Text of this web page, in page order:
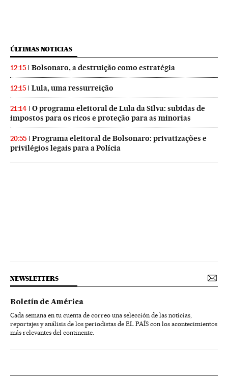
ÚLTIMAS NOTICIAS
12:15 Bolsonaro, a destruição como estratégia
12:15 Lula, uma ressurreição
21:14
O programa eleitoral de Lula da Silva: subidas de
impostos para os ricos e proteção para as minorias
20:55
Programa eleitoral de Bolsonaro: privatizações e
privilégios legais para a Polícia
NEWSLETTERS
Boletín de América
Cada semana en tu cuenta de correo una selección de las noticias,
reportajes y análisis de los periodistas de EL PAÍS con los acontecimientos
más relevantes del continente.